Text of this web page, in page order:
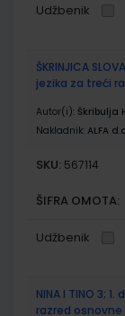
Udžbenik
ŠKRINJICA
jezika za treći
Autor(i): Škribulja
Nakladnik: ALFA
SKU: 567114
ŠIFRA OMOTA:
Udžbenik
NINA I TINO 3;
razred osnovne